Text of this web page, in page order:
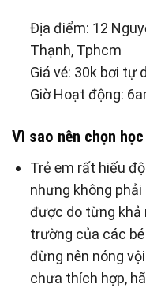
Địa điểm: 12
Thạnh, Tphcm
Giá vé: 30k bơi tự
Giờ Hoạt động:
Vì sao nên chọn
Trẻ em rất hiếu
nhưng không
được do từng khả
trường của các
đừng nên nóng
chưa thích hợp,